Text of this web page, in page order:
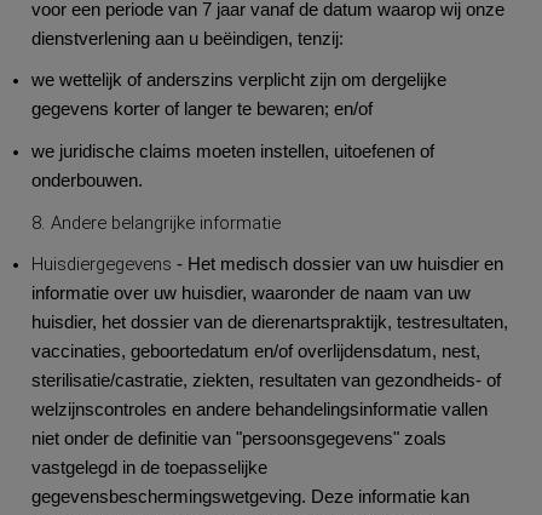
voor een periode van 7 jaar vanaf de datum waarop wij onze
dienstverlening aan u beëindigen, tenzij:
we wettelijk of anderszins verplicht zijn om dergelijke
gegevens korter of langer te bewaren; en/of
we juridische claims moeten instellen, uitoefenen of
onderbouwen.
8. Andere belangrijke informatie
Huisdiergegevens - Het medisch dossier van uw huisdier en
informatie over uw huisdier, waaronder de naam van uw
huisdier, het dossier van de dierenartspraktijk, testresultaten,
vaccinaties, geboortedatum en/of overlijdensdatum, nest,
sterilisatie/castratie, ziekten, resultaten van gezondheids- of
welzijnscontroles en andere behandelingsinformatie vallen
niet onder de definitie van "persoonsgegevens" zoals
vastgelegd in de toepasselijke
gegevensbeschermingswetgeving. Deze informatie kan